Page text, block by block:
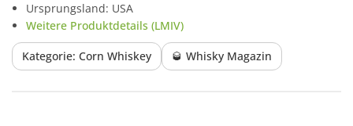
Ursprungsland: USA
Weitere Produktdetails (LMIV)
Kategorie: Corn Whiskey 🥃 Whisky Magazin